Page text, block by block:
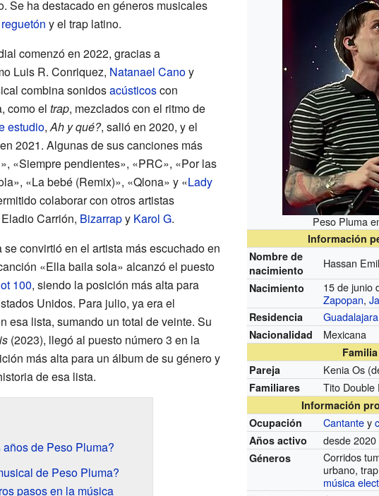
Peso Pluma
Información
Nombre de
nacimiento
Hassan
Nacimiento
15 de junio
Zapopan,
Residencia Guadalajara
Nacionalidad Mexicana
Familia
Pareja
Kenia Os
Familiares Tito Double
Información
Ocupación
Cantantey
Años activo desde 2020
Géneros
Corridos
urbano,
música
Se ha destacado en géneros musicales
reguetón y el trap latino.
comenzó en 2022, gracias a
Luis R. Conriquez, Natanael Canoy
combina sonidosacústicoscon
como el trap, mezclados con el ritmo de
estudio,Ah y qué?, salió en 2020, y el
2021. Algunas de sus canciones más
«Siempre pendientes», «PRC», «Por las
«La bebé (Remix)», «Qlona» y «Lady
colaborar con otros artistas
Carrión, Bizarrapy Karol G.
convirtió en el artista más escuchado en
«Ella baila sola» alcanzó el puesto
100, siendo la posición más alta para
Unidos. Para julio, ya era el
esa lista, sumando un total de veinte. Su
(2023), llegó al puesto número 3 en la
más alta para un álbum de su género y
de esa lista.
de Peso Pluma?
de Peso Pluma?
pasos en la música